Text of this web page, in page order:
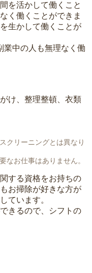
を活かして働くこと
く働くことができま
生かして働くことが
業中の人も無理なく働
け、整理整頓、衣類
クリーニングとは異なり
なお仕事はありません。
する資格をお持ちの
お掃除が好きな方が
ています。
きるので、シフトの